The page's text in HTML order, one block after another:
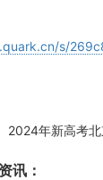
s/
2024年新高考
讯：